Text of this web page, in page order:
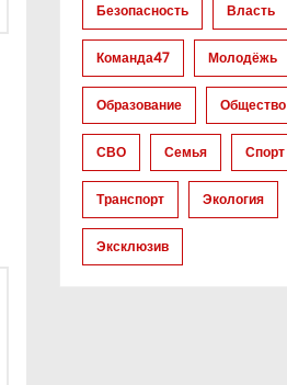
Безопасность Власть
Команда47 Молодёжь
Образование Общество
СВО Семья Спорт
Транспорт Экология
Эксклюзив